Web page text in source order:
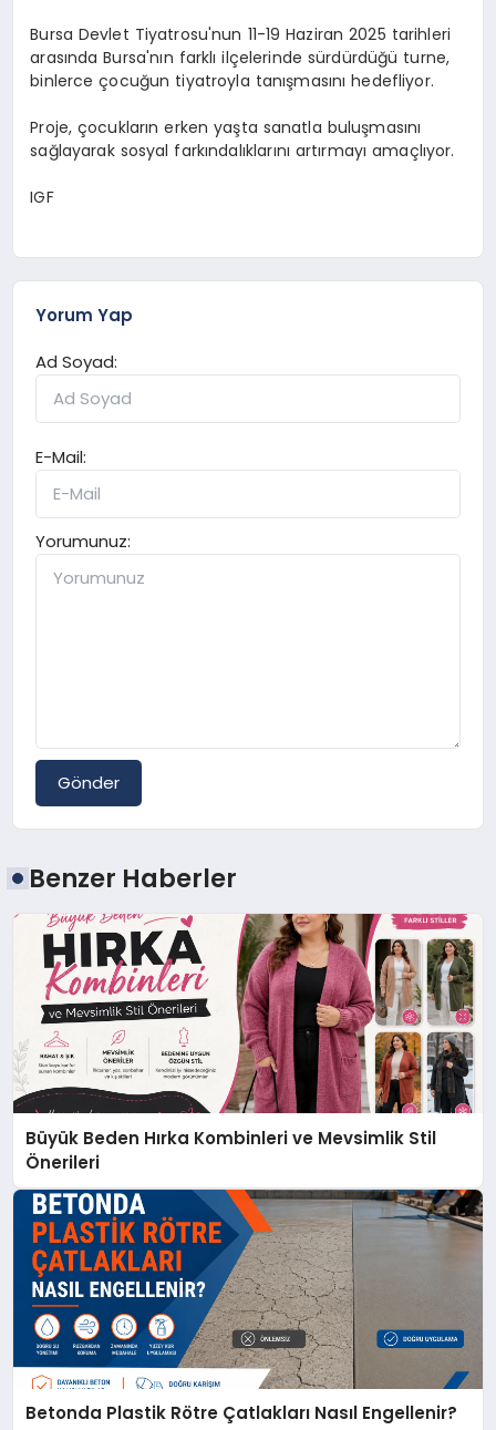
Bursa Devlet Tiyatrosu'nun 11-19 Haziran 2025 tarihleri
arasında Bursa'nın farklı ilçelerinde sürdürdüğü turne,
binlerce çocuğun tiyatroyla tanışmasını hedefliyor.
Proje, çocukların erken yaşta sanatla buluşmasını
sağlayarak sosyal farkındalıklarını artırmayı amaçlıyor.
IGF
Yorum Yap
Ad Soyad:
E-Mail:
Yorumunuz:
Gönder
Benzer Haberler
Büyük Beden Hırka Kombinleri ve Mevsimlik Stil
Önerileri
Betonda Plastik Rötre Çatlakları Nasıl Engellenir?